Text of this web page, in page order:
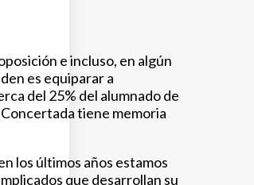
e incluso, en algún
es equiparar a
del 25% del alumnado de
tiene memoria
los últimos años estamos
que desarrollan su